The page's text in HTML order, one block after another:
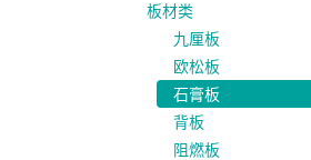
板材类
九厘板
欧松板
石膏板
背板
阻燃板